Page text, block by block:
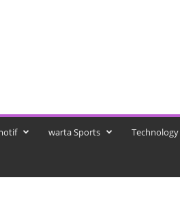
warta Sports Technology